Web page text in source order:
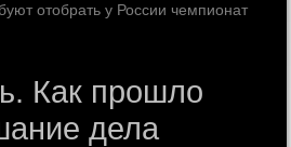
отобрать у России чемпионат
Как прошло
дела